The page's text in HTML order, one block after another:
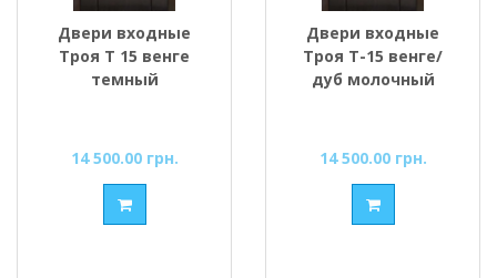
Двери входные
Tроя Т 15 венге
темный
14 500.00 грн.
Двери входные
Tроя Т-15 венге/
дуб молочный
14 500.00 грн.